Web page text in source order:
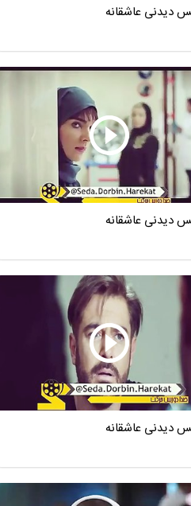
دیدنی عاشقانه
دیدنی عاشقانه
دیدنی عاشقانه